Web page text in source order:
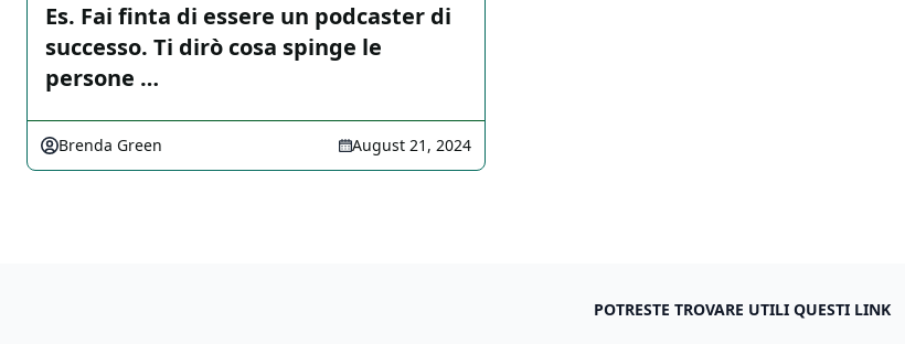
Es. Fai finta di essere un podcaster di
successo. Ti dirò cosa spinge le
persone …
Brenda Green August 21, 2024
POTRESTE TROVARE UTILI QUESTI LINK